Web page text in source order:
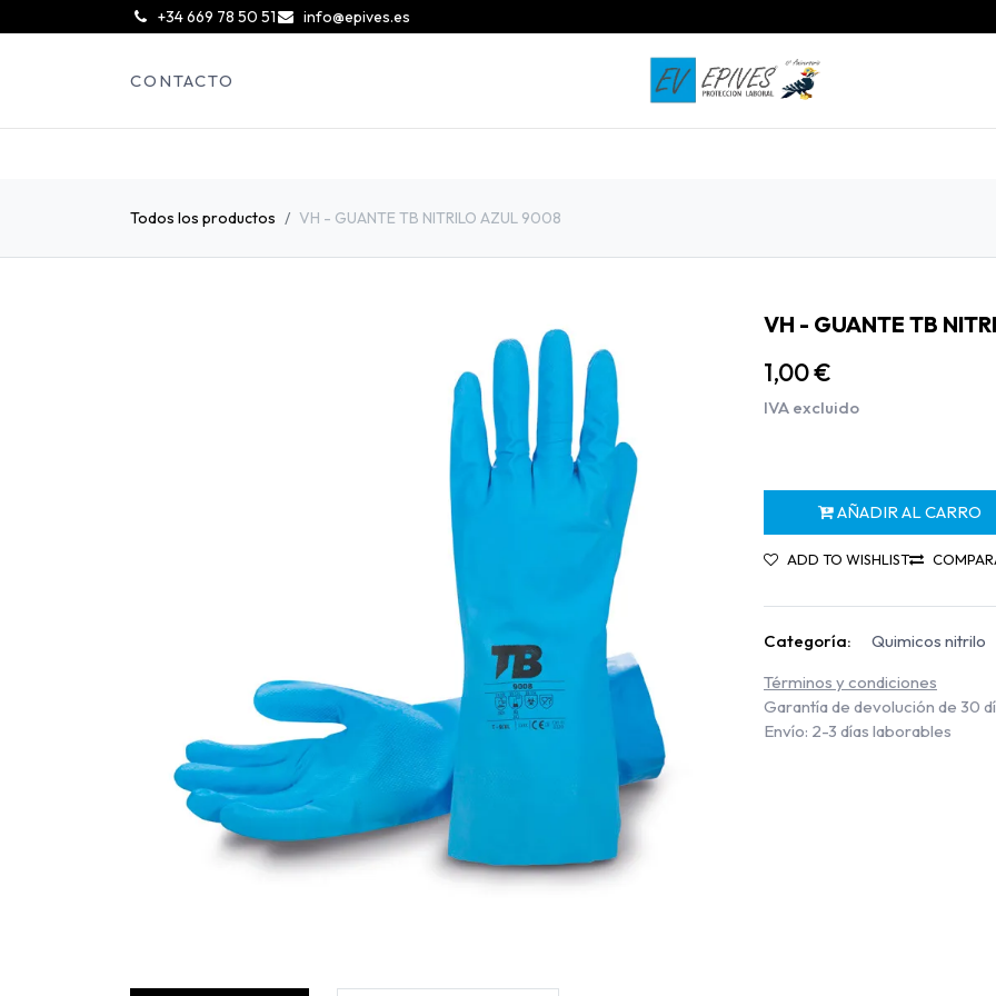
+34 669 78 50 51 info@epives.es
CONTACTO
Todos los productos VH - GUANTE TB NITRILO AZUL 9008
VH - GUANTE TB
1,00€
IVA excluido
AÑADIR AL CARRO
ADD TO WISHLIST
Categoría:
Quimicos nitrilo
Términos y condiciones
Garantía de devolución de 30
Envío: 2-3 días laborables